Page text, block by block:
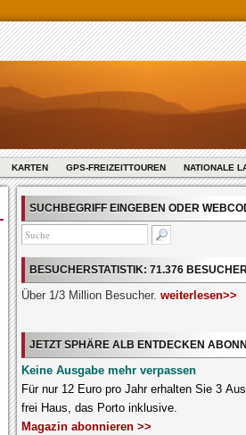
KARTEN GPS-FREIZEITTOUREN NATIONALE
SUCHBEGRIFF EINGEBEN ODER
BESUCHERSTATISTIK: 71.376
Über 1/3 Million Besucher. weiterlesen>>
JETZT SPHÄRE ALB ENTDECKEN
Keine Ausgabe mehr verpassen
Für nur 12 Euro pro Jahr erhalten Sie 3
frei Haus, das Porto inklusive.
Magazin abonnieren >>